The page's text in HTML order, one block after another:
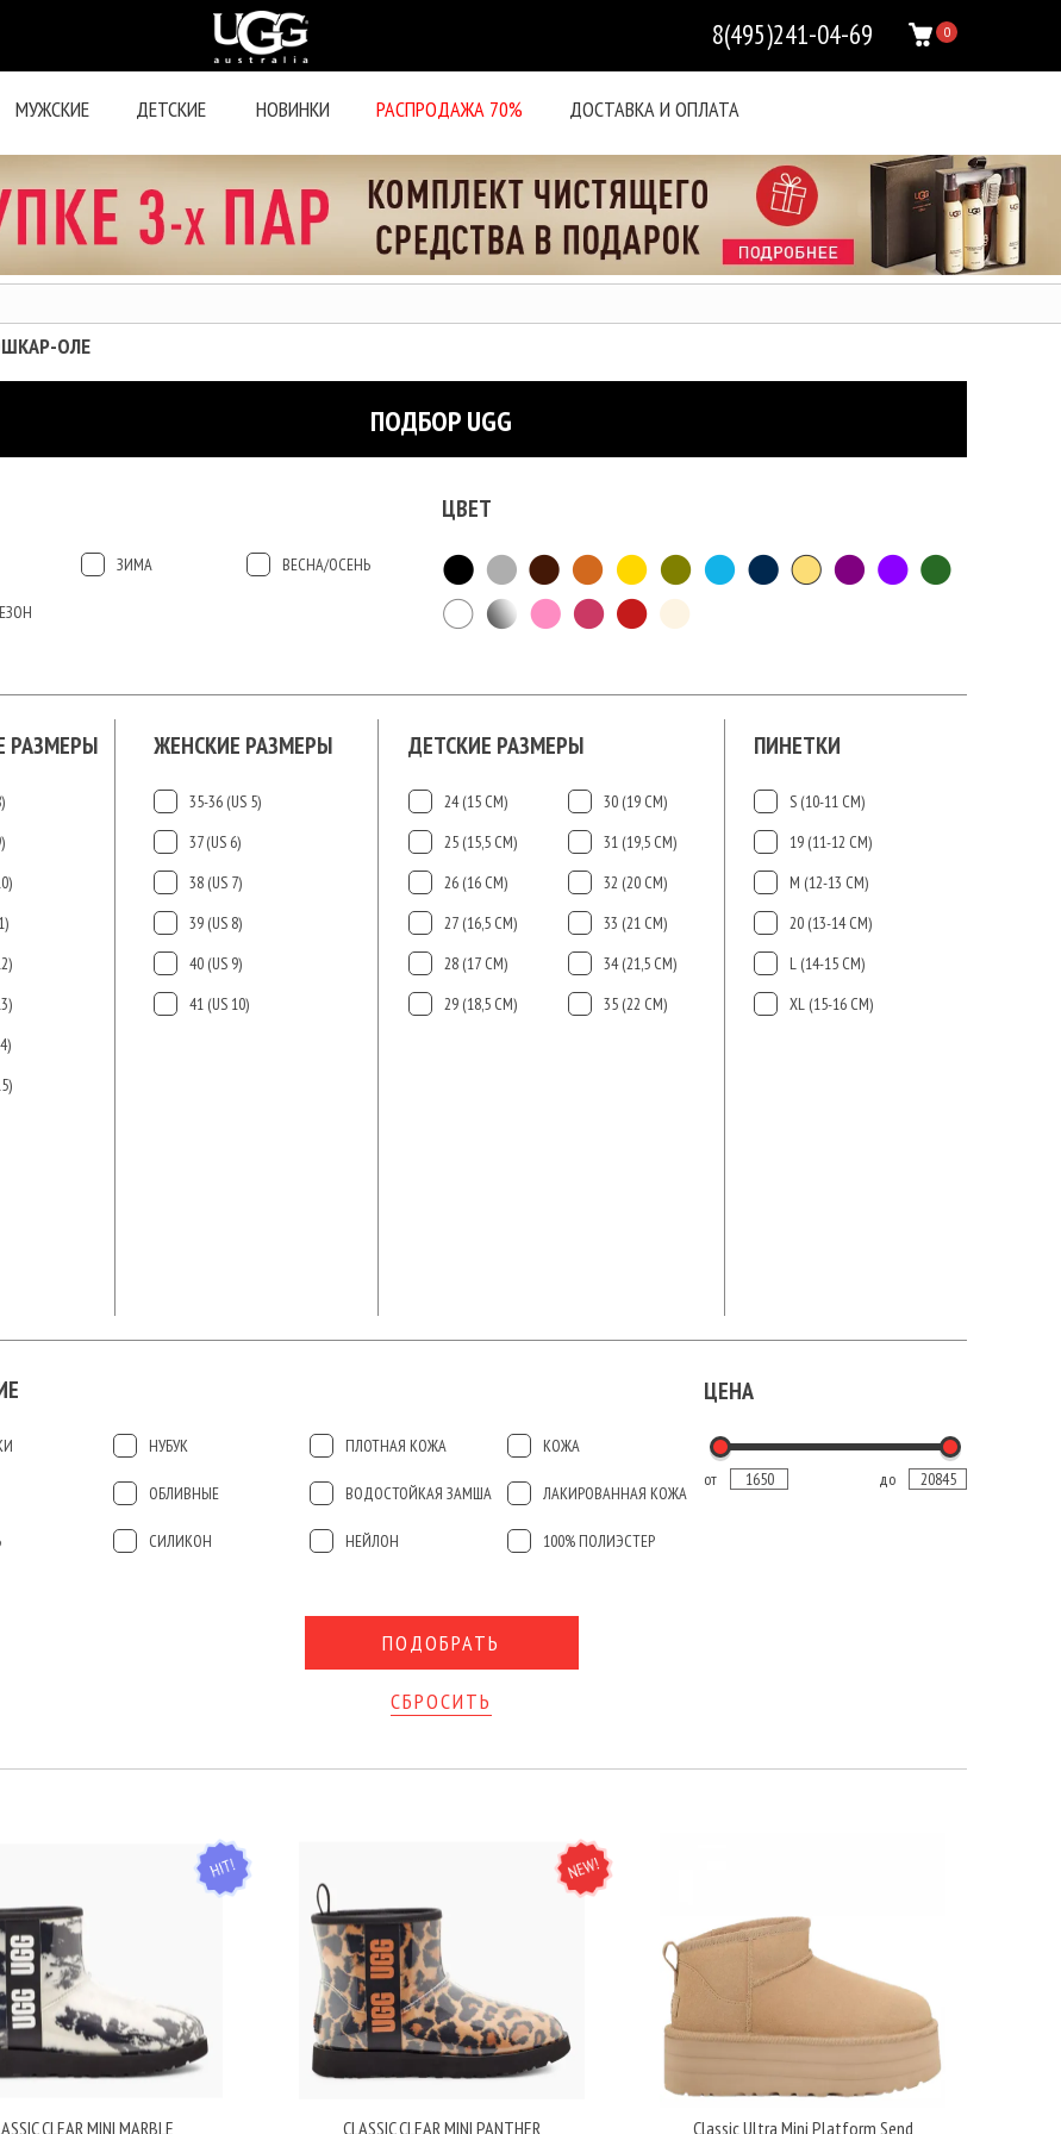
0
8(495)241-04-69
МУЖСКИЕ ДЕТСКИЕ НОВИНКИ РАСПРОДАЖА 70% ДОСТАВКА И ОПЛАТА
ОЛЕ
ПОДБОР UGG
ЗИМА ВЕСНА/ОСЕНЬ
ЦВЕТ
ПИНЕТКИ
S (10-11 СМ)
19 (11-12 СМ)
М (12-13 СМ)
20 (13-14 СМ)
L (14-15 CМ)
ХL (15-16 CМ)
ДЕТСКИЕ РАЗМЕРЫ
24 (15 СМ)
25 (15,5 СМ)
26 (16 СМ)
27 (16,5 СМ)
28 (17 СМ)
29 (18,5 СМ)
30 (19 СМ)
31 (19,5 СМ)
32 (20 СМ)
33 (21 СМ)
34 (21,5 СМ)
35 (22 СМ)
ЖЕНСКИЕ РАЗМЕРЫ
35-36 (US 5)
37 (US 6)
38 (US 7)
39 (US 8)
40 (US 9)
41 (US 10)
РАЗМЕРЫ
НУБУК ПЛОТНАЯ КОЖА КОЖА
ОБЛИВНЫЕ ВОДОСТОЙКАЯ ЗАМША ЛАКИРОВАННАЯ КОЖА
СИЛИКОН НЕЙЛОН 100% ПОЛИЭСТЕР
ЦЕНА
от до
СБРОСИТЬ
HIT
CLEAR MINI MARBLE
NEW
CLASSIC CLEAR MINI PANTHER Classic Ultra Mini Platform Send